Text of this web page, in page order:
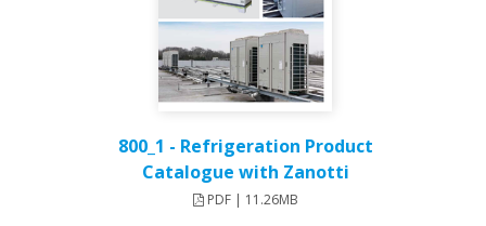
800_1 - Refrigeration Product
Catalogue with Zanotti
PDF | 11.26MB